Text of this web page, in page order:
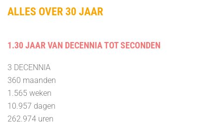
ALLES OVER 30 JAAR
1.30 JAAR VAN DECENNIA TOT SECONDEN
3 DECENNIA
360 maanden
1.565 weken
10.957 dagen
262.974 uren